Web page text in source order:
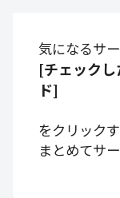
気になるサ
[チェック
ド]
をクリック
まとめてサ